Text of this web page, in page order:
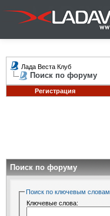
Лада Веста Клуб
Поиск по форуму
Регистрация
Поиск по форуму
Поиск по ключевым словам
Ключевые слова: